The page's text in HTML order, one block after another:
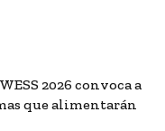
2026 convoca a
que alimentarán